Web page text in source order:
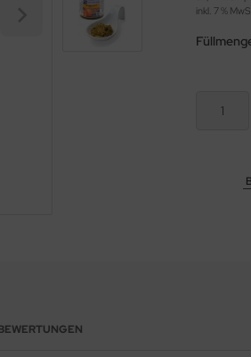
inkl. 7 %